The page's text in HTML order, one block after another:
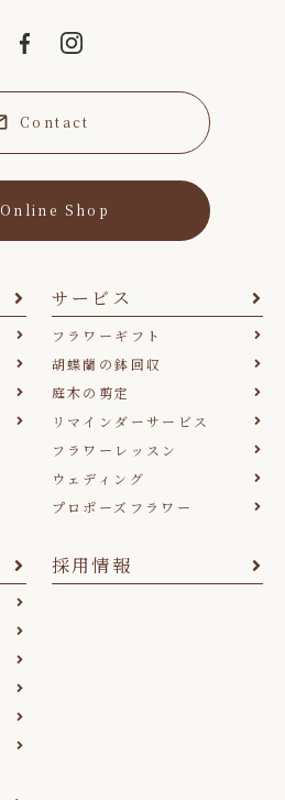
Contact
Online Shop
サービス
フラワーギフト
胡蝶蘭の鉢回収
庭木の剪定
リマインダーサービス
フラワーレッスン
ウェディング
プロポーズフラワー
採用情報